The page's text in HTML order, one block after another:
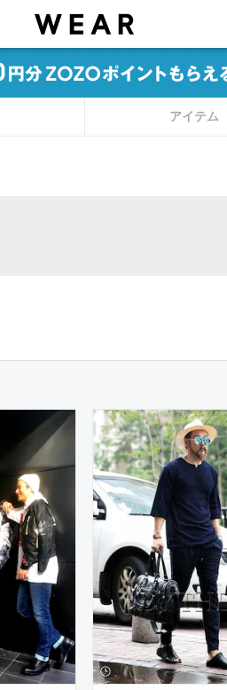
アイテム